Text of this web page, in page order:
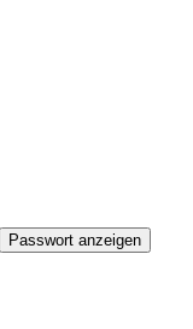
Passwort anzeigen